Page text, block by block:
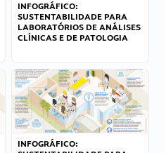
INFOGRÁFICO:
SUSTENTABILIDADE PARA
LABORATÓRIOS DE ANÁLISES
CLÍNICAS E DE PATOLOGIA
INFOGRÁFICO: